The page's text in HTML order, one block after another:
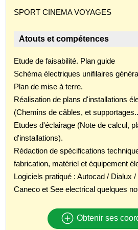
SPORT CINEMA VOYAGES
Atouts et compétences
Etude de faisabilité. Plan guide
Schéma électriques unifilaires
Plan de mise à terre.
Réalisation de plans d'installations
(Chemins de câbles, et
Etudes d'éclairage (Note de calcul,
d'installations).
Rédaction de spécifications
fabrication, matériel et équipement
Logiciels pratiqué : Autocad / Dialux
Caneco et See electrical quelques
Obtenir ses